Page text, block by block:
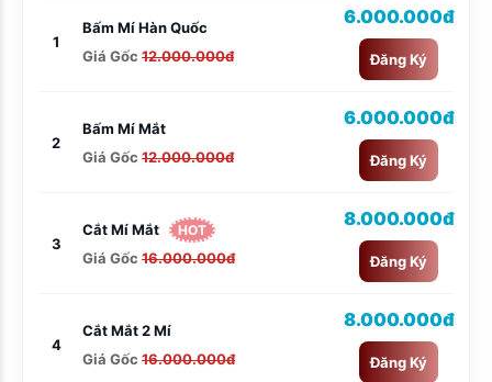
1
Bấm Mí Hàn Quốc
Giá Gốc 12.000.000đ
6.000.000đ
Đăng Ký
2
Bấm Mí Mắt
Giá Gốc 12.000.000đ
6.000.000đ
Đăng Ký
3
Cắt Mí Mắt HOT
Giá Gốc 16.000.000đ
8.000.000đ
Đăng Ký
4
Cắt Mắt 2 Mí
Giá Gốc 16.000.000đ
8.000.000đ
Đăng Ký